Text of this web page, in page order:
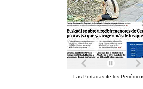
Las Portadas de los